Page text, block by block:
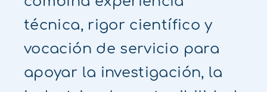
técnica, rigor científico y
vocación de servicio para
apoyar la investigación, la